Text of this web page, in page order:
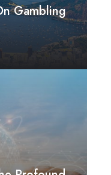
Gambling